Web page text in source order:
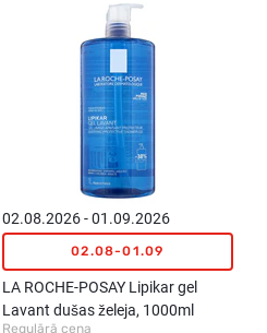
02.08.2026 - 01.09.2026
02.08-01.09
LA ROCHE-POSAY Lipikar gel
Lavant dušas želeja, 1000ml
Regulārā cena